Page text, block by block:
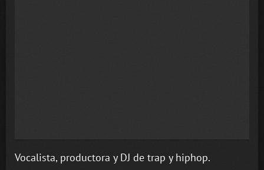
Vocalista, productora y DJ de trap y hiphop.